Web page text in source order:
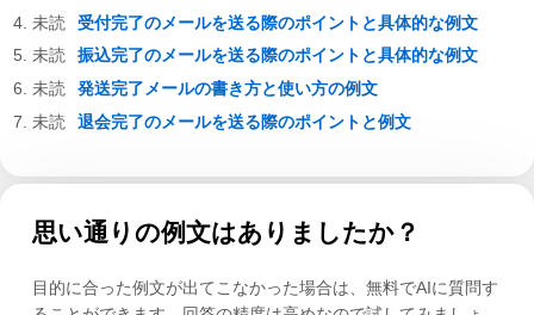
受付完了のメールを送る際のポイントと具体的な例文
振込完了のメールを送る際のポイントと具体的な例文
発送完了メールの書き方と使い方の例文
退会完了のメールを送る際のポイントと例文
思い通りの例文はありましたか？
目的に合った例文が出てこなかった場合は、無料でAIに質問す